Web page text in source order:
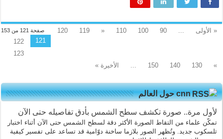
صفحة 121 من 153 « الأولى 90
100
110
«
119
120
121
122
123
»
130
140
150 الأخيرة »
cnn حول العالم
لأول مرة.. صورة تكشف سطح الشمس بأدق تفاصيله حتى الآن
تمكّن علماء من التقاط الصورة الأكثر دقة لسطح الشمس حتى الآن أثناء اختبار
تلسكوب جديد. وتُظهر الصور بلازما ساخنة دوّامية قد تساعد على تفسير كيفية